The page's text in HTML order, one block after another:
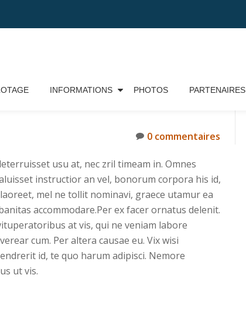
INFORMATIONS PHOTOS PARTENAIRES
0 commentaires
usu at, nec zril timeam in. Omnes
instructior an vel, bonorum corpora his id,
mel ne tollit nominavi, graece utamur ea
accommodare.Per ex facer ornatus delenit.
at vis, qui ne veniam labore
cum. Per altera causae eu. Vix wisi
id, te quo harum adipisci. Nemore
ut vis.